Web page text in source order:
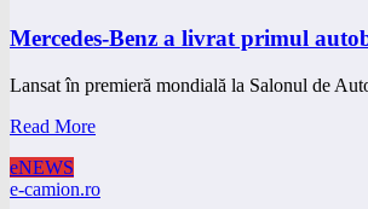
Mercedes-Benz a livrat primul
Lansat în premieră mondială la Salonul de
Read More
eNEWS
e-camion.ro